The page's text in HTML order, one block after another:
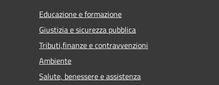
Educazione e formazione
Giustizia e sicurezza pubblica
Tributi,finanze e contravvenzioni
Ambiente
Salute, benessere e assistenza